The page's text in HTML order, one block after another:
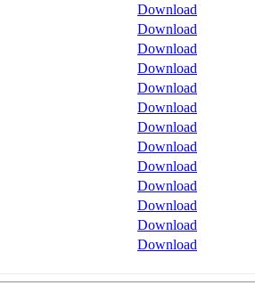
Download
Download
Download
Download
Download
Download
Download
Download
Download
Download
Download
Download
Download